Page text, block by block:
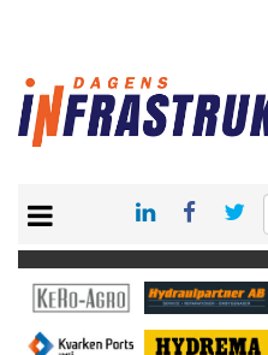
KONTAKT
VÅRA ANDRA MAGASIN
PRENUMERERA